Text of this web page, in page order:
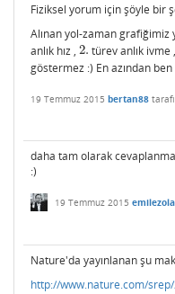
Fiziksel yorum için şöyle bir
Alınan yol-zaman grafiğimiz
anlık hız , 2.
2. türev anlık ivme ,
göstermez :) En azından
19 Temmuz 2015 bertan88
daha tam olarak
:)
19 Temmuz 2015
Nature'da yayınlanan şu
http://www.nature.com/